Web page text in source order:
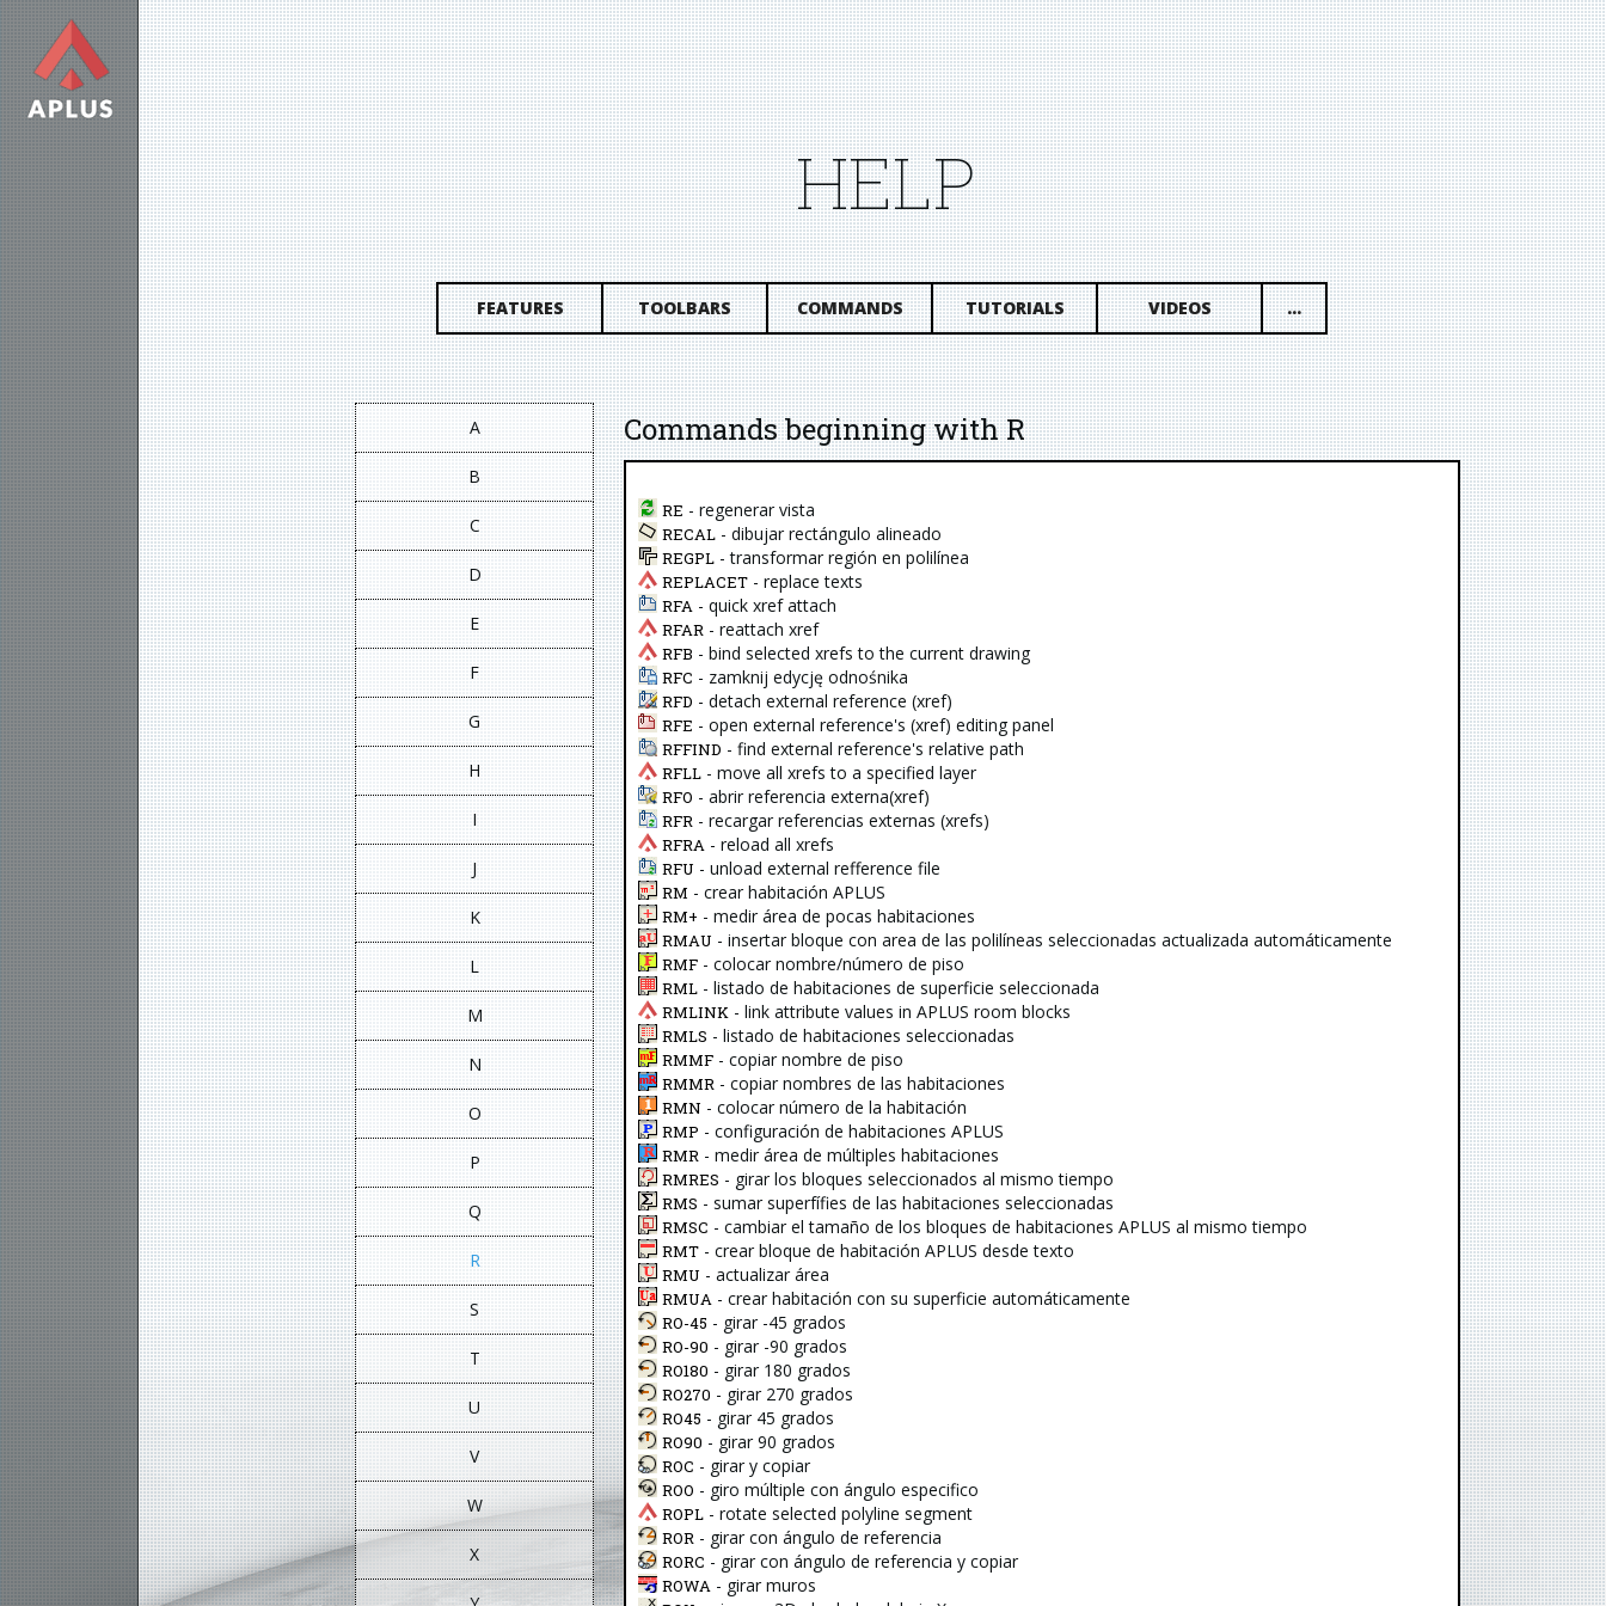
HELP
FEATURES TOOLBARS COMMANDS TUTORIALS VIDEOS ...
A
B
C
D
E
F
G
H
I
J
K
L
M
N
O
P
Q
R
S
T
U
V
W
X
Commands beginning with R
RE - regenerar vista
RECAL - dibujar rectángulo alineado
REGPL - transformar región en polilínea
REPLACET - replace texts
RFA - quick xref attach
RFAR - reattach xref
RFB - bind selected xrefs to the current drawing
RFC - zamknij edycję odnośnika
RFD - detach external reference (xref)
RFE - open external reference's (xref) editing panel
RFFIND - find external reference's relative path
RFLL - move all xrefs to a specified layer
RFO - abrir referencia externa(xref)
RFR - recargar referencias externas (xrefs)
RFRA - reload all xrefs
RFU - unload external refference file
RM - crear habitación APLUS
RM+ - medir área de pocas habitaciones
RMAU - insertar bloque con area de las polilíneas seleccionadas actualizada automáticamente
RMF - colocar nombre/número de piso
RML - listado de habitaciones de superficie seleccionada
RMLINK - link attribute values in APLUS room blocks
RMLS - listado de habitaciones seleccionadas
RMMF - copiar nombre de piso
RMMR - copiar nombres de las habitaciones
RMN - colocar número de la habitación
RMP - configuración de habitaciones APLUS
RMR - medir área de múltiples habitaciones
RMRES - girar los bloques seleccionados al mismo tiempo
RMS - sumar superfífies de las habitaciones seleccionadas
RMSC - cambiar el tamaño de los bloques de habitaciones APLUS al mismo tiempo
RMT - crear bloque de habitación APLUS desde texto
RMU - actualizar área
RMUA - crear habitación con su superficie automáticamente
RO-45 - girar -45 grados
RO-90 - girar -90 grados
RO180 - girar 180 grados
RO270 - girar 270 grados
RO45 - girar 45 grados
RO90 - girar 90 grados
ROC - girar y copiar
ROO - giro múltiple con ángulo especifico
ROPL - rotate selected polyline segment
ROR - girar con ángulo de referencia
RORC - girar con ángulo de referencia y copiar
ROWA - girar muros